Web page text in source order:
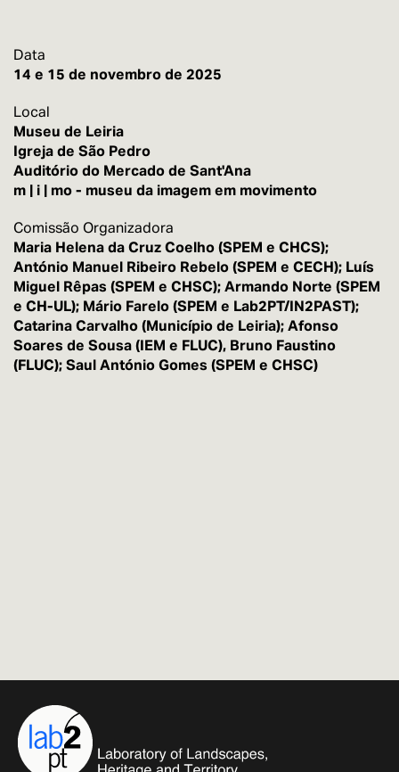
Data
14 e 15 de novembro de 2025
Local
Museu de Leiria
Igreja de São Pedro
Auditório do Mercado de Sant'Ana
m | i | mo - museu da imagem em movimento
Comissão Organizadora
Maria Helena da Cruz Coelho (SPEM e CHCS);
António Manuel Ribeiro Rebelo (SPEM e CECH); Luís
Miguel Rêpas (SPEM e CHSC); Armando Norte (SPEM
e CH-UL); Mário Farelo (SPEM e Lab2PT/IN2PAST);
Catarina Carvalho (Município de Leiria); Afonso
Soares de Sousa (IEM e FLUC), Bruno Faustino
(FLUC); Saul António Gomes (SPEM e CHSC)